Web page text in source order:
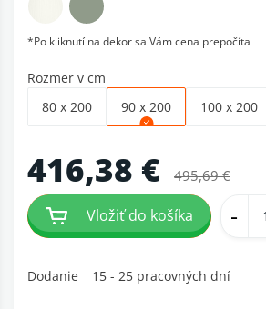
Rozmer v cm
80 x 200
90 x 200 100 x 200
*Po kliknutí na dekor sa Vám cena prepočíta
416,38 € 495,69 €
Vložiť do košíka -
Dodanie 15 - 25 pracovných dní